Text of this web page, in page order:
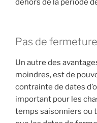
dehors de la période
Pas de fermeture
Un autre des
moindres, est de
contrainte de dates
important pour les
temps saisonniers ou